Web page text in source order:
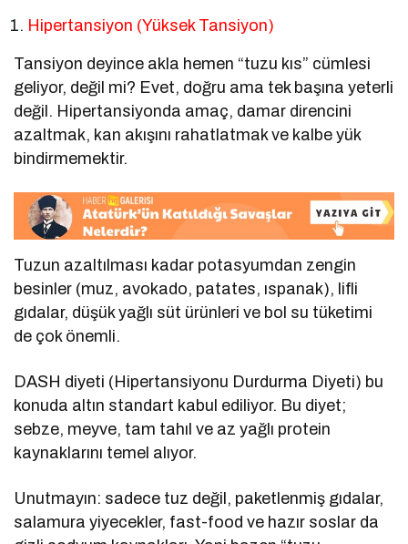
Hipertansiyon (Yüksek Tansiyon)
Tansiyon deyince akla hemen “tuzu kıs” cümlesi
geliyor, değil mi? Evet, doğru ama tek başına yeterli
değil. Hipertansiyonda amaç, damar direncini
azaltmak, kan akışını rahatlatmak ve kalbe yük
bindirmemektir.
Tuzun azaltılması kadar potasyumdan zengin
besinler (muz, avokado, patates, ıspanak), lifli
gıdalar, düşük yağlı süt ürünleri ve bol su tüketimi
de çok önemli.
DASH diyeti (Hipertansiyonu Durdurma Diyeti) bu
konuda altın standart kabul ediliyor. Bu diyet;
sebze, meyve, tam tahıl ve az yağlı protein
kaynaklarını temel alıyor.
Unutmayın: sadece tuz değil, paketlenmiş gıdalar,
salamura yiyecekler, fast-food ve hazır soslar da